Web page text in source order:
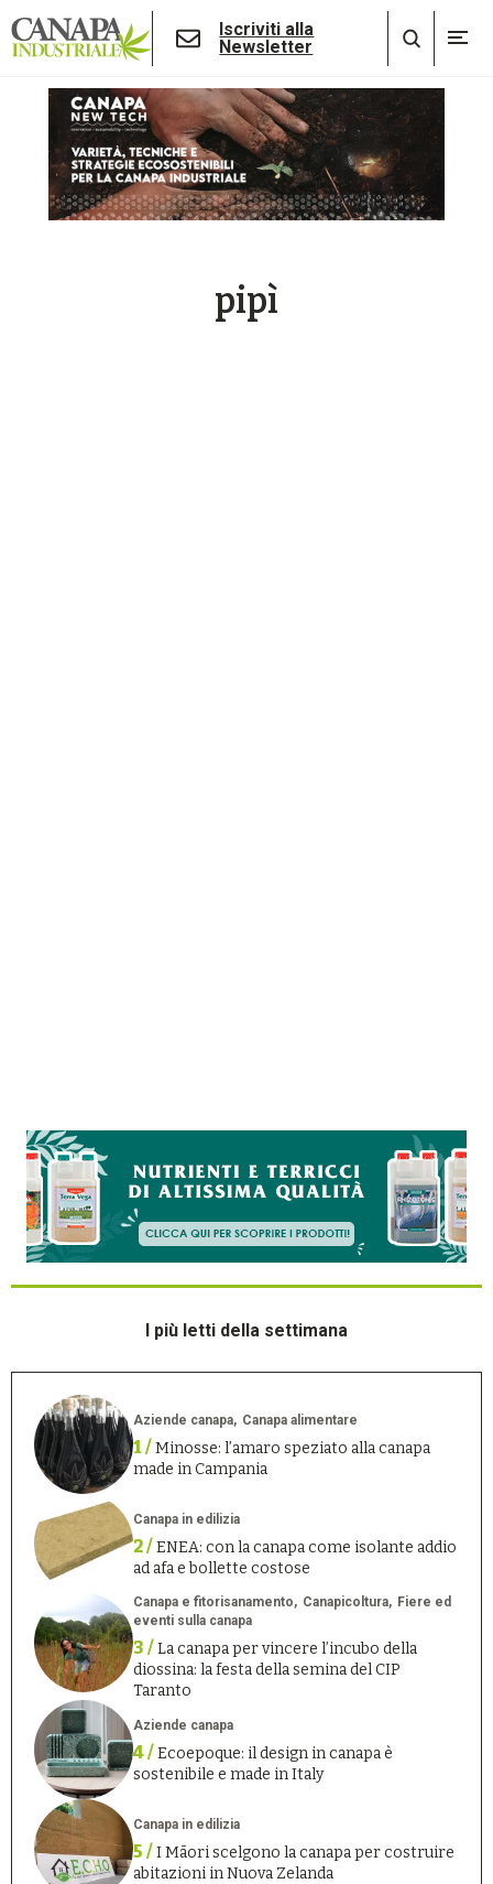
Iscriviti alla
Newsletter
pipì
I più letti della settimana
Aziende canapa Canapa alimentare
1 /Minosse: l’amaro speziato alla canapa
made in Campania
Canapa in edilizia
2 /ENEA: con la canapa come isolante addio
ad afa e bollette costose
Canapa e fitorisanamento Canapicoltura
Fiere ed
eventi sulla canapa
3 /La canapa per vincere l’incubo della
diossina: la festa della semina del CIP
Taranto
Aziende canapa
4 /Ecoepoque: il design in canapa è
sostenibile e made in Italy
Canapa in edilizia
5 /I Māori scelgono la canapa per costruire
abitazioni in Nuova Zelanda